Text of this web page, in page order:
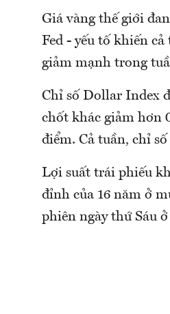
Giá vàng thế giới
Fed - yếu tố khiến
giảm mạnh trong
Chỉ số Dollar Index
chốt khác giảm hơn
điểm. Cả tuần, chỉ
Lợi suất trái phiếu
đỉnh của 16 năm ở
phiên ngày thứ Sáu